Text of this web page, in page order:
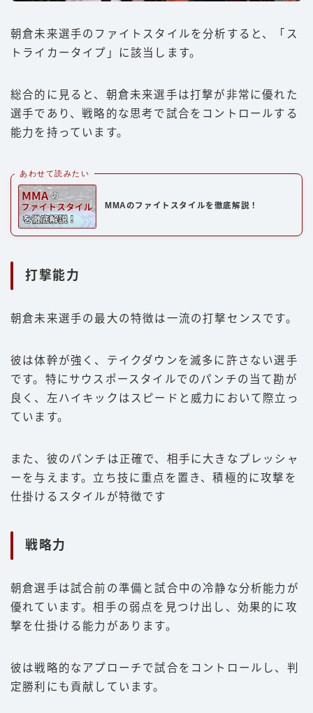
朝倉未来選手のファイトスタイルを分析すると、「ス
トライカータイプ」に該当します。
総合的に見ると、朝倉未来選手は打撃が非常に優れた
選手であり、戦略的な思考で試合をコントロールする
能力を持っています。
あわせて読みたい
MMAのファイトスタイルを徹底解説！
打撃能力
朝倉未来選手の最大の特徴は一流の打撃センスです。
彼は体幹が強く、テイクダウンを滅多に許さない選手
です。特にサウスポースタイルでのパンチの当て勘が
良く、左ハイキックはスピードと威力において際立っ
ています。
また、彼のパンチは正確で、相手に大きなプレッシャ
ーを与えます。立ち技に重点を置き、積極的に攻撃を
仕掛けるスタイルが特徴です
戦略力
朝倉選手は試合前の準備と試合中の冷静な分析能力が
優れています。相手の弱点を見つけ出し、効果的に攻
撃を仕掛ける能力があります。
彼は戦略的なアプローチで試合をコントロールし、判
定勝利にも貢献しています。